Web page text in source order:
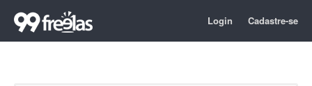
Login Cadastre-se